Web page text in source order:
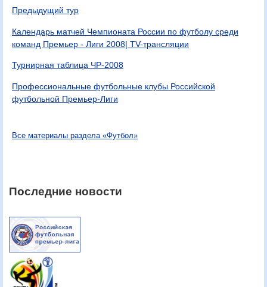
Предыдущий тур
Календарь матчей Чемпионата России по футболу среди
команд Премьер - Лиги 2008| TV-трансляции
Турнирная таблица ЧР-2008
Профессиональные футбольные клубы Российской
футбольной Премьер-Лиги
Все материалы раздела «Футбол»
Последние новости